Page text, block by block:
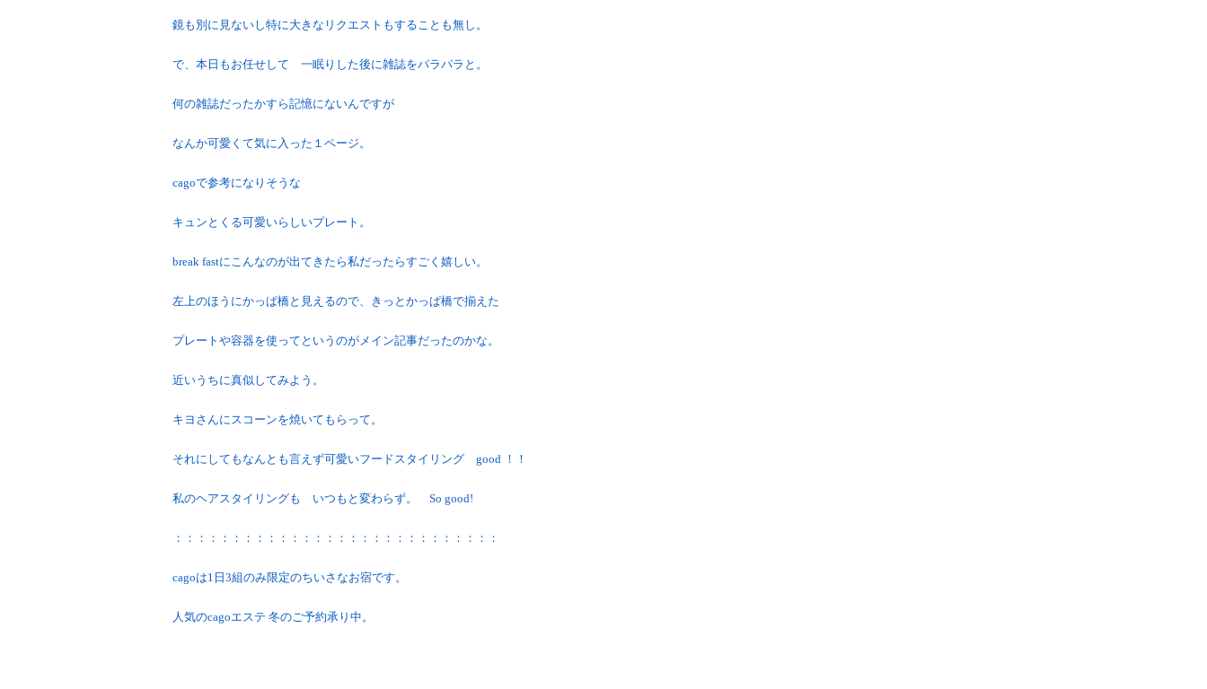
鏡も別に見ないし特に大きなリクエストもすることも無し。
で、本日もお任せして 一眠りした後に雑誌をパラパラと。
何の雑誌だったかすら記憶にないんですが
なんか可愛くて気に入った１ページ。
cagoで参考になりそうな
キュンとくる可愛いらしいプレート。
break fastにこんなのが出てきたら私だったらすごく嬉しい。
左上のほうにかっぱ橋と見えるので、きっとかっぱ橋で揃えた
プレートや容器を使ってというのがメイン記事だったのかな。
近いうちに真似してみよう。
キヨさんにスコーンを焼いてもらって。
それにしてもなんとも言えず可愛いフードスタイリング good ！！
私のヘアスタイリングも いつもと変わらず。 So good!
：：：：：：：：：：：：：：：：：：：：：：：：：：：：
cagoは1日3組のみ限定のちいさなお宿です。
人気のcagoエステ 冬のご予約承り中。